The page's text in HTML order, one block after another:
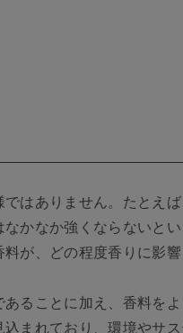
はありません。たとえ
かなか強くならないとい
が、どの程度香りに影
ることに加え、香料を
まれており、環境やサ